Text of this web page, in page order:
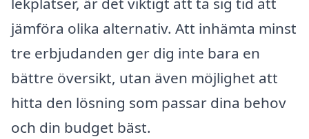
jämföra olika alternativ. Att inhämta minst
tre erbjudanden ger dig inte bara en
bättre översikt, utan även möjlighet att
hitta den lösning som passar dina behov
och din budget bäst.